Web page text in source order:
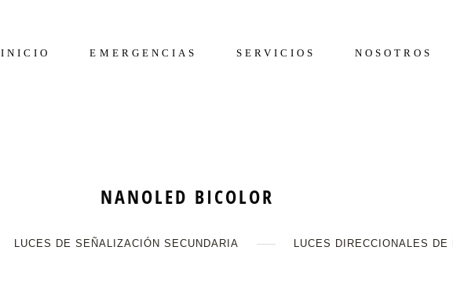
INICIO EMERGENCIAS SERVICIOS NOSOTROS
LUCES DE SEÑALIZACIÓN SECUNDARIA LUCES DIRECCIONALES DE
NANOLED BICOLOR